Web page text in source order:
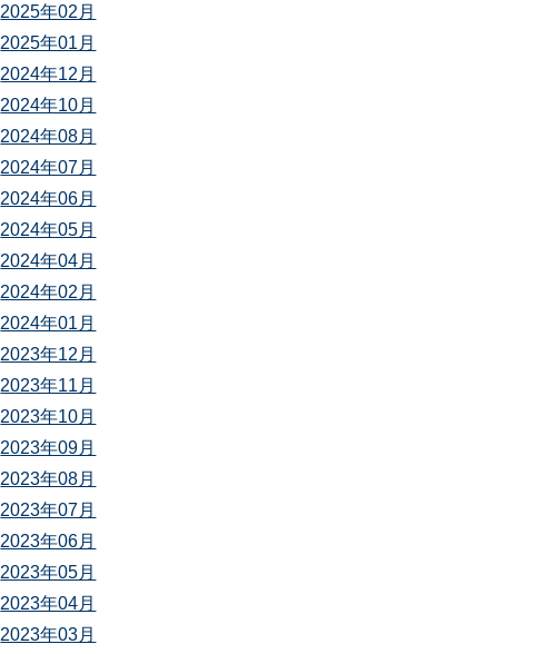
2025年02月
2025年01月
2024年12月
2024年10月
2024年08月
2024年07月
2024年06月
2024年05月
2024年04月
2024年02月
2024年01月
2023年12月
2023年11月
2023年10月
2023年09月
2023年08月
2023年07月
2023年06月
2023年05月
2023年04月
2023年03月